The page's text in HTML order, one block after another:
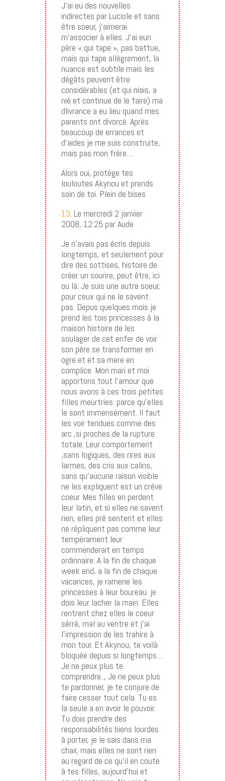
J’ai eu des nouvelles
indirectes par Luciole et sans
être soeur, j’aimerai
m’associer à elles. J’ai eun
père « qui tape », pas battue,
mais qui tape allègrement, la
nuance est subtile mais les
dégâts peuvent être
considérables (et qui niais, a
nié et continue de le faire) ma
dlivrance a eu lieu quand mes
parents ont divorcé. Après
beaucoup de errances et
d’aides je me suis construite,
mais pas mon frère…
Alors oui, protège tes
louloutes Akynou et prends
soin de toi. Plein de bises
13. Le mercredi 2 janvier
2008, 12:25 par Aude
Je n’avais pas écris depuis
longtemps, et seulement pour
dire des sottises, histoire de
créer un sourire, peut être, ici
ou là. Je suis une autre soeur,
pour ceux qui ne le savent
pas. Depus quelques mois je
prend les tois princesses à la
maison histoire de les
soulager de cet enfer de voir
son père se transformer en
ogre et et sa mere en
complice. Mon mari et moi
apportons tout l’amour que
nous avons à ces trois petites
filles meurtries. parce qu’elles
le sont immensément. Il faut
les voir tendues comme des
arc ,si proches de la rupture
totale. Leur comportement
,sans logiques, des rires aux
larmes, des cris aux calins,
sans qu’aucune raison visible
ne les expliquent est un crève
coeur. Mes filles en perdent
leur latin, et si elles ne savent
rien, elles pré sentent et elles
ne répliquent pas comme leur
tempérament leur
commenderait en temps
ordinnaire. A la fin de chaque
week end, a la fin de chaque
vacances, je ramene les
princesses à leur boureau. je
dois leur lacher la main. Elles
rentrent chez elles le coeur
sérré, mal au ventre et j’ai
l’impression de les trahire à
mon tour. Et Akynou, te voilà
bloquée depuis si longtemps…
Je ne peux plus te
comprendre.., Je ne peux plus
te pardonner, je te conjure de
faire cesser tout cela. Tu es
la seule a en avoir le pouvoir.
Tu dois prendre des
responsabilités biens lourdes
à porter, je le sais dans ma
chair, mais elles ne sont rien
au regard de ce qu’il en coute
à tes filles, aujourd’hui et